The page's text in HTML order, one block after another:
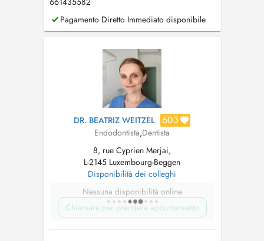
Pagamento Diretto Immediato disponibile
DR. BEATRIZ WEITZEL 603
Endodontista,Dentista
8, rue Cyprien Merjai,
L-2145 Luxembourg-Beggen
Disponibilità dei colleghi
Nessuna disponibilità online
Chiamare per prendere appuntamento